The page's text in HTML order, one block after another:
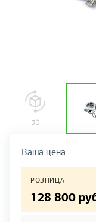
Ваша цена
РОЗНИЦА
128 800